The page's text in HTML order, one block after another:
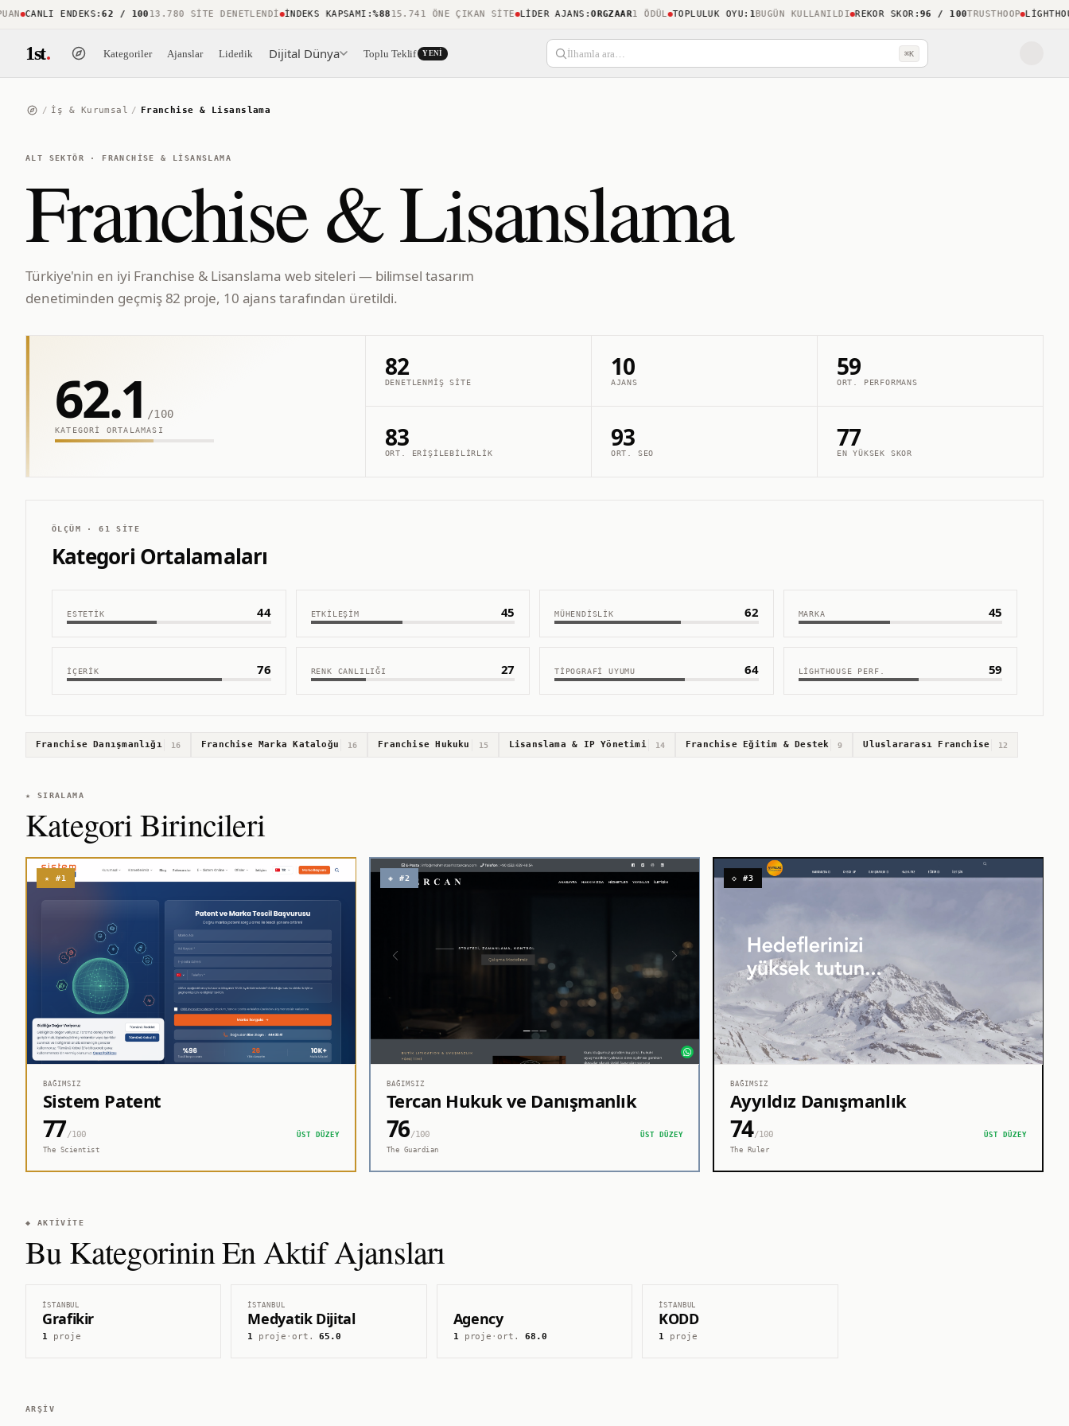
CANLI ENDEKS:62 / 100 13.780 SITE DENETLENDI İNDEKS KAPSAMI:%8815.741 ÖNE ÇIKAN SITE LIDER AJANS:ORGZAAR1 ÖDÜL TOPLULUK OYU :1BUGÜN KULLANILDI REKOR SKOR:96 / 100 TRUSTHOOP LIGHTHOUSE
1st. Kategoriler Ajanslar Liderlik Dijital Dünya Toplu Teklif YENI İlhamla ara… ⌘K
/ İş & Kurumsal / Franchise & Lisanslama
ALT SEKTÖR · FRANCHISE & LISANSLAMA
Franchise & Lisanslama
Türkiye'nin en iyi Franchise & Lisanslama web siteleri — bilimsel tasarım
denetiminden geçmiş 82 proje, 10 ajans tarafından üretildi.
62.1 /100
KATEGORI ORTALAMASI
82
DENETLENMIŞ SITE
10
AJANS
59
ORT. PERFORMANS
83
ORT. ERIŞILEBILIRLIK
93
ORT. SEO
77
EN YÜKSEK SKOR
ÖLÇÜM ·61 SITE
Kategori Ortalamaları
ESTETIK 44 ETKILEŞIM 45 MÜHENDISLIK 62 MARKA 45
İÇERIK 76 RENK CANLILIĞI 27 TIPOGRAFI UYUMU 64 LIGHTHOUSE PERF. 59
Franchise Danışmanlığı 16 Franchise Marka Kataloğu 16 Franchise Hukuku 15 Lisanslama & IP Yönetimi 14 Franchise Eğitim & Destek 9 Uluslararası Franchise 12
★ SIRALAMA
Kategori Birincileri
★ #1
BAĞIMSIZ
Sistem Patent
77/100
ÜST DÜZEY
The Scientist
◈ #2
BAĞIMSIZ
Tercan Hukuk ve Danışmanlık
76/100
ÜST DÜZEY
The Guardian
◇ #3
BAĞIMSIZ
Ayyıldız Danışmanlık
74/100
ÜST DÜZEY
The Ruler
◆ AKTIVITE
Bu Kategorinin En Aktif Ajansları
İSTANBUL
Grafikir
1proje
İSTANBUL
Medyatik Dijital
1 proje · ort.65.0
Agency
1proje ·ort. 68.0
İSTANBUL
KODD
1 proje
ARŞIV